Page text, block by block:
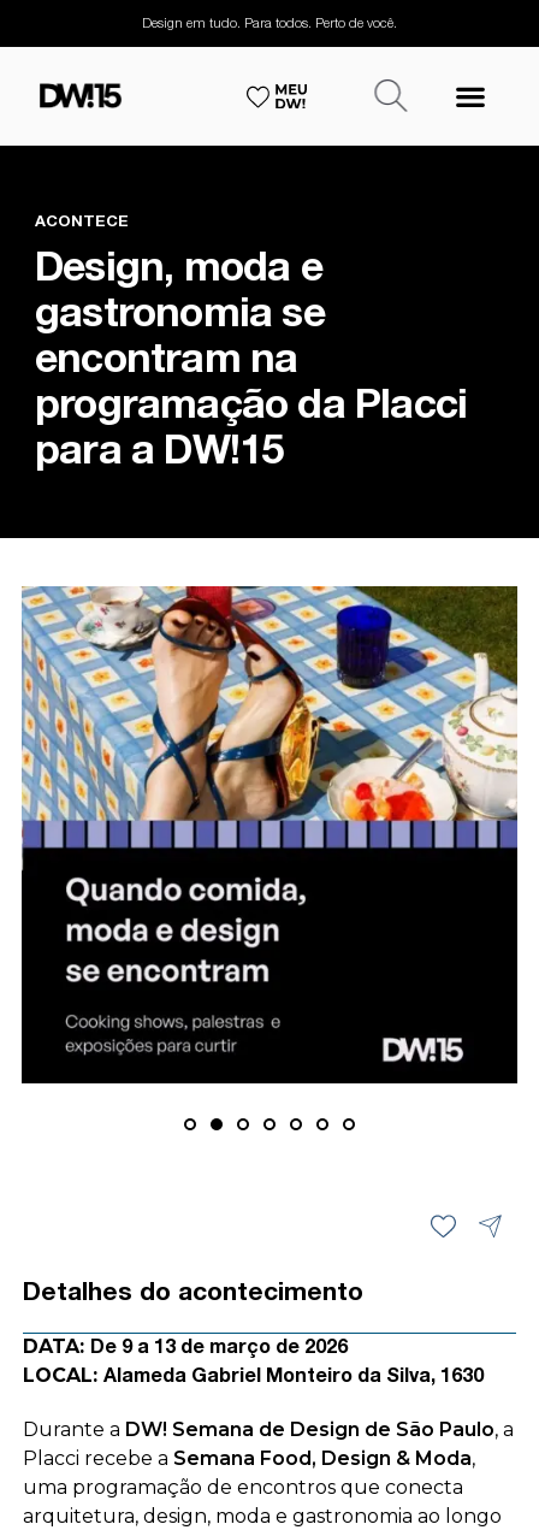
Design em tudo. Para todos. Perto de você.
ACONTECE
Design, moda e
gastronomia se
encontram na
programação da Placci
para a DW!15
Detalhes do acontecimento
DATA: De 9 a 13 de março de 2026
LOCAL: Alameda Gabriel Monteiro da Silva, 1630
Durante a DW! Semana de Design de São Paulo, a
Placci recebe a Semana Food, Design & Moda,
uma programação de encontros que conecta
arquitetura, design, moda e gastronomia ao longo